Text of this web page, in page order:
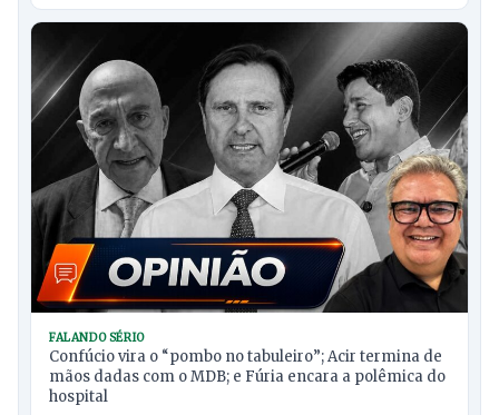
FALANDO SÉRIO
Confúcio vira o “pombo no tabuleiro”; Acir termina de
mãos dadas com o MDB; e Fúria encara a polêmica do
hospital